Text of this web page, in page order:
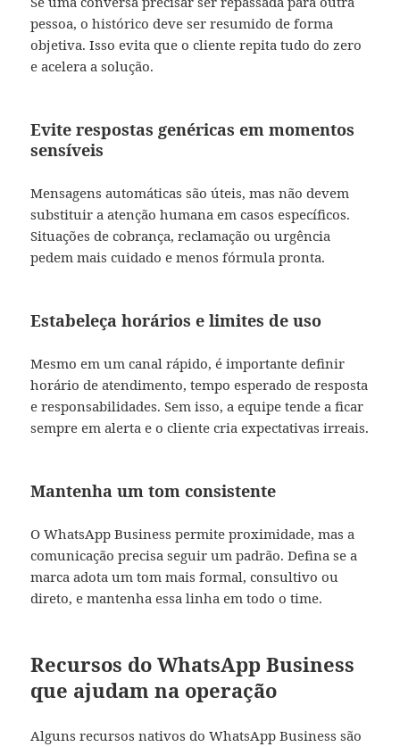
pessoa, o histórico deve ser resumido de forma
objetiva. Isso evita que o cliente repita tudo do zero
e acelera a solução.
Evite respostas genéricas em momentos
sensíveis
Mensagens automáticas são úteis, mas não devem
substituir a atenção humana em casos específicos.
Situações de cobrança, reclamação ou urgência
pedem mais cuidado e menos fórmula pronta.
Estabeleça horários e limites de uso
Mesmo em um canal rápido, é importante definir
horário de atendimento, tempo esperado de resposta
e responsabilidades. Sem isso, a equipe tende a ficar
sempre em alerta e o cliente cria expectativas irreais.
Mantenha um tom consistente
O WhatsApp Business permite proximidade, mas a
comunicação precisa seguir um padrão. Defina se a
marca adota um tom mais formal, consultivo ou
direto, e mantenha essa linha em todo o time.
Recursos do WhatsApp Business
que ajudam na operação
Alguns recursos nativos do WhatsApp Business são